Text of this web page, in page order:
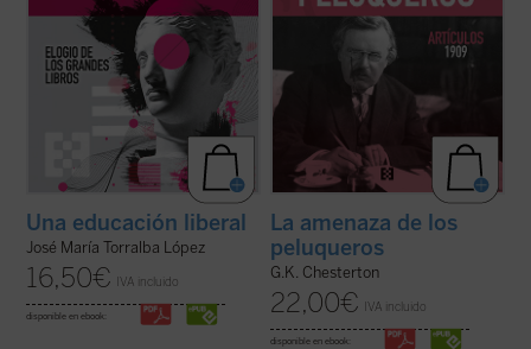
Una educación liberal
José María Torralba López
16,50€ IVA incluido
disponible en ebook:
La amenaza de los
peluqueros
G.K. Chesterton
22,00€ IVA incluido
disponible en ebook: